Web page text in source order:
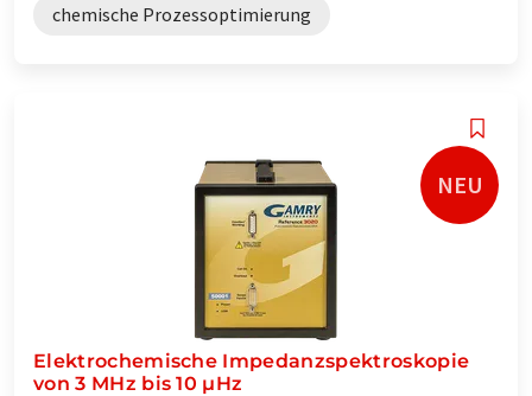
chemische Prozessoptimierung
NEU
Elektrochemische Impedanzspektroskopie
von 3 MHz bis 10 µHz